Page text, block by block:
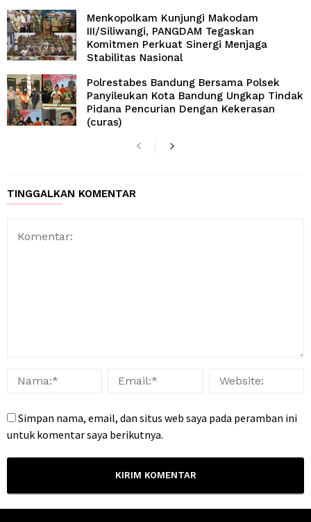
Menkopolkam Kunjungi Makodam
III/Siliwangi, PANGDAM Tegaskan
Komitmen Perkuat Sinergi Menjaga
Stabilitas Nasional
Polrestabes Bandung Bersama Polsek
Panyileukan Kota Bandung Ungkap Tindak
Pidana Pencurian Dengan Kekerasan
(curas)
TINGGALKAN KOMENTAR
Simpan nama, email, dan situs web saya pada peramban ini
untuk komentar saya berikutnya.